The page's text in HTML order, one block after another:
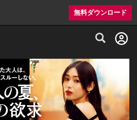
無料ダウンロード
グルメ情報・プレミアムレストラン予約